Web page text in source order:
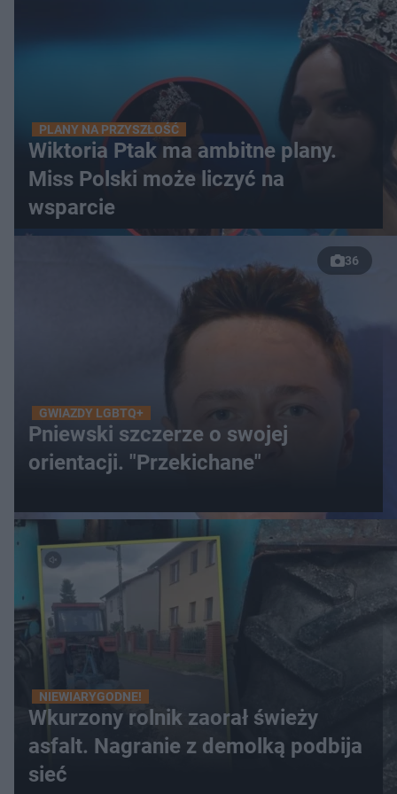
PLANY NA PRZYSZŁOŚĆ
Wiktoria Ptak ma ambitne plany.
Miss Polski może liczyć na
wsparcie
36
GWIAZDY LGBTQ+
Pniewski szczerze o swojej
orientacji. "Przekichane"
NIEWIARYGODNE!
Wkurzony rolnik zaorał świeży
asfalt. Nagranie z demolką podbija
sieć